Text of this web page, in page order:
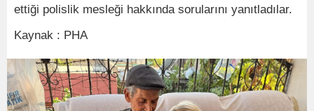
ettiği polislik mesleği hakkında sorularını yanıtladılar.
Kaynak : PHA